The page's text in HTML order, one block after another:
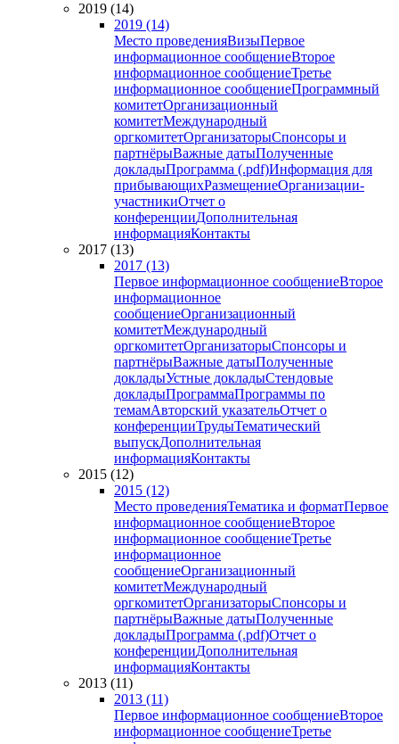
2019 (14)
2019 (14)
Место проведенияВизыПервое
информационное сообщениеВторое
информационное сообщениеТретье
информационное сообщениеПрограммный
комитетОрганизационный
комитетМеждународный
оргкомитетОрганизаторыСпонсоры и
партнёрыВажные датыПолученные
докладыПрограмма (.pdf)Информация для
прибывающихРазмещениеОрганизации-
участникиОтчет о
конференцииДополнительная
информацияКонтакты
2017 (13)
2017 (13)
Первое информационное сообщениеВторое
информационное
сообщениеОрганизационный
комитетМеждународный
оргкомитетОрганизаторыСпонсоры и
партнёрыВажные датыПолученные
докладыУстные докладыСтендовые
докладыПрограммаПрограммы по
темамАвторский указательОтчет о
конференцииТрудыТематический
выпускДополнительная
информацияКонтакты
2015 (12)
2015 (12)
Место проведенияТематика и форматПервое
информационное сообщениеВторое
информационное сообщениеТретье
информационное
сообщениеОрганизационный
комитетМеждународный
оргкомитетОрганизаторыСпонсоры и
партнёрыВажные датыПолученные
докладыПрограмма (.pdf)Отчет о
конференцииДополнительная
информацияКонтакты
2013 (11)
2013 (11)
Первое информационное сообщениеВторое
информационное сообщениеТретье